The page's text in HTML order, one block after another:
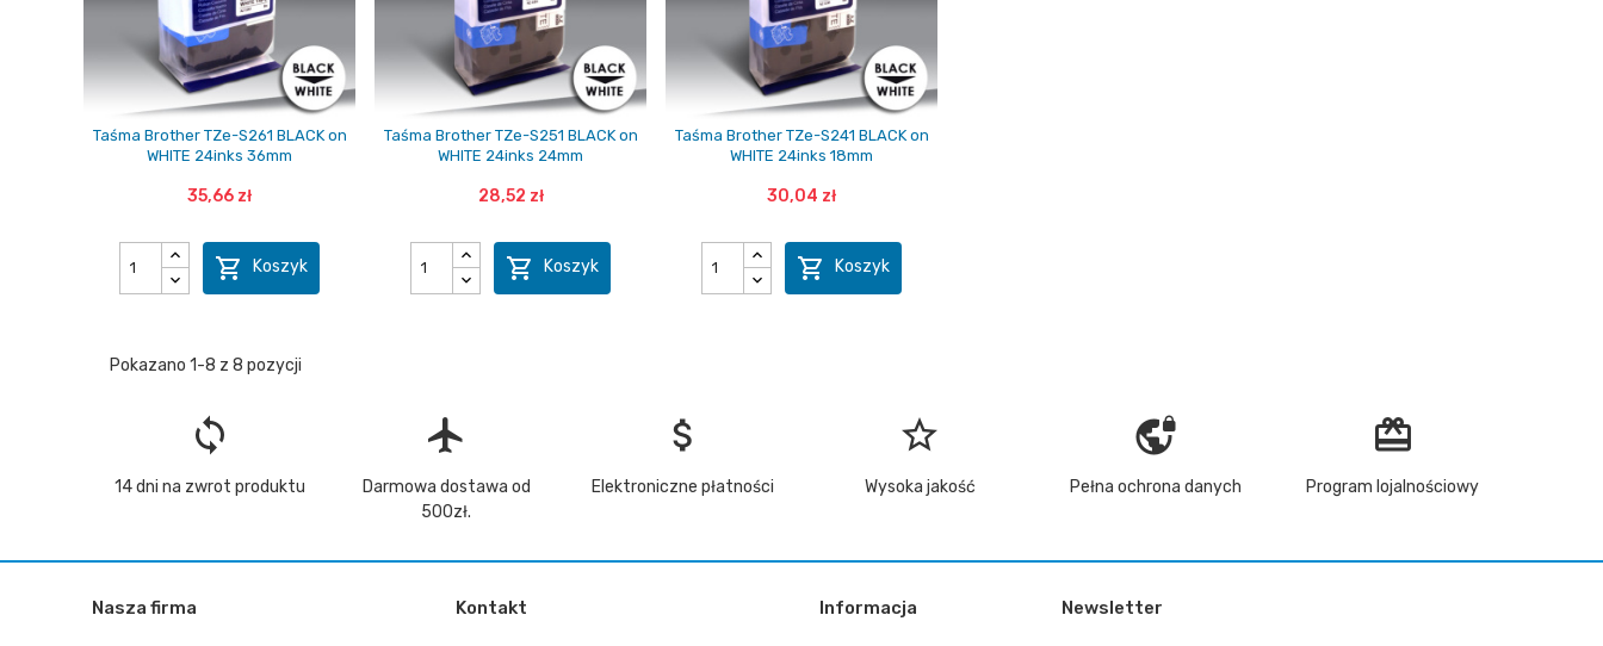
Taśma Brother TZe-S261 BLACK on
WHITE 24inks 36mm
35,66 zł
 Koszyk
Taśma Brother TZe-S251 BLACK on
WHITE 24inks 24mm
28,52 zł
 Koszyk
Taśma Brother TZe-S241 BLACK on
WHITE 24inks 18mm
30,04 zł
 Koszyk
Pokazano 1-8 z 8 pozycji
loop
14 dni na zwrot produktu
flight
Darmowa dostawa od
500zł.
attach_money
Elektroniczne płatności
star_border
Wysoka jakość
vpn_lock
Pełna ochrona danych
redeem
Program lojalnościowy
Nasza firma Kontakt Informacja Newsletter